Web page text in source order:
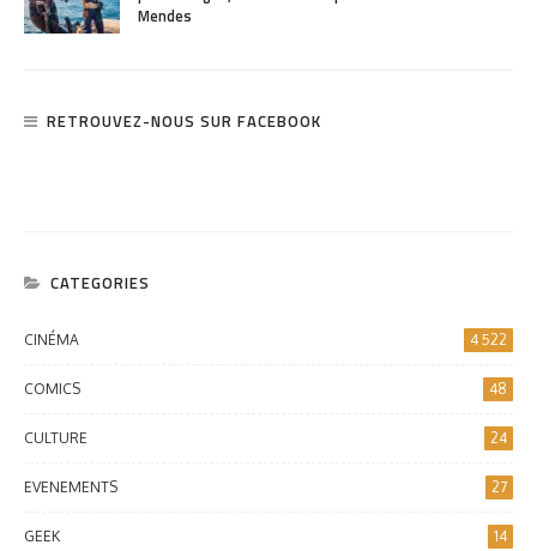
Mendes
RETROUVEZ-NOUS SUR FACEBOOK
CATEGORIES
CINÉMA 4 522
COMICS 48
CULTURE 24
EVENEMENTS 27
GEEK 14